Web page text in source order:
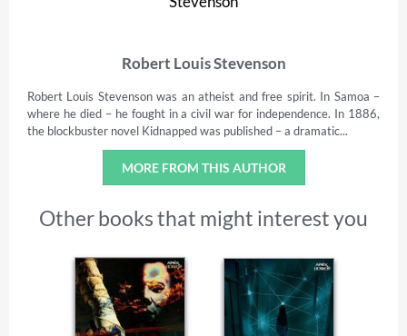
Robert Louis Stevenson
Robert Louis Stevenson was an atheist and free spirit. In Samoa –
where he died – he fought in a civil war for independence. In 1886,
the blockbuster novel Kidnapped was published – a dramatic...
MORE FROM THIS AUTHOR
Other books that might interest you